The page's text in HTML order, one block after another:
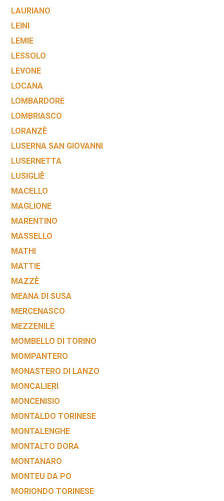
LAURIANO
LEINI
LEMIE
LESSOLO
LEVONE
LOCANA
LOMBARDORE
LOMBRIASCO
LORANZÈ
LUSERNA SAN GIOVANNI
LUSERNETTA
LUSIGLIÈ
MACELLO
MAGLIONE
MARENTINO
MASSELLO
MATHI
MATTIE
MAZZÈ
MEANA DI SUSA
MERCENASCO
MEZZENILE
MOMBELLO DI TORINO
MOMPANTERO
MONASTERO DI LANZO
MONCALIERI
MONCENISIO
MONTALDO TORINESE
MONTALENGHE
MONTALTO DORA
MONTANARO
MONTEU DA PO
MORIONDO TORINESE